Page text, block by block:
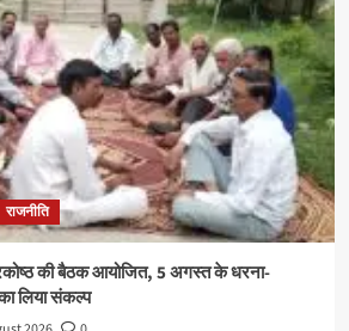
राजनीति
की बैठक आयोजित, 5 अगस्त के धरना-
लिया संकल्प